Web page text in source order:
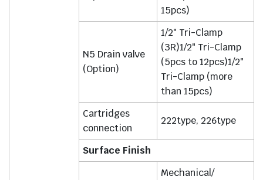
15pcs)
N5 Drain valve
(Option)
1/2″ Tri-Clamp
(3R)1/2″ Tri-Clamp
(5pcs to 12pcs)1/2″
Tri-Clamp (more
than 15pcs)
Cartridges
connection
222type, 226type
Surface Finish
Mechanical/